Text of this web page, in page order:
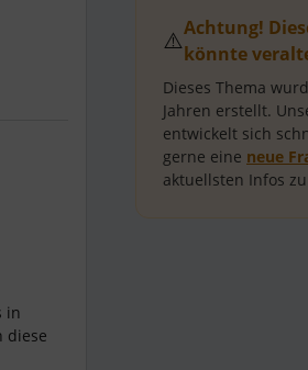
in
diese
⚠️Achtung!
könnte
Dieses Thema
Jahren erstellt.
entwickelt sich
gerne eine neue
aktuellsten Infos